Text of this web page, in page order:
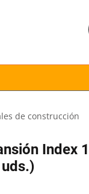
de construcción
Index